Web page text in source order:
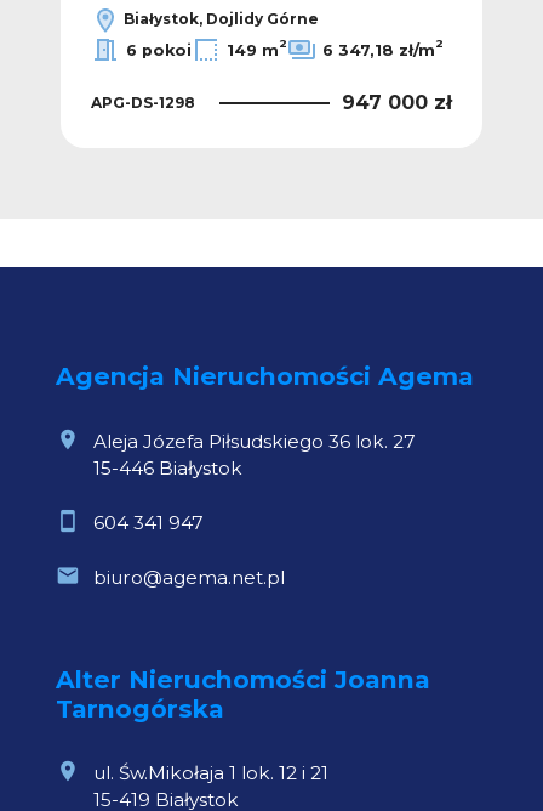
Białystok, Dojlidy Górne
6 pokoi
149 m2 6 347,18 zł/m2
APG-DS-1298 947 000 zł
Agencja Nieruchomości Agema
Aleja Józefa Piłsudskiego 36 lok. 27
15-446 Białystok
604 341 947
biuro@agema.net.pl
Alter Nieruchomości Joanna
Tarnogórska
ul. Św.Mikołaja 1 lok. 12 i 21
15-419 Białystok